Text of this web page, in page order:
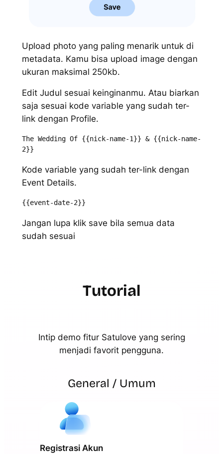
Upload photo yang paling menarik untuk di
metadata. Kamu bisa upload image dengan
ukuran maksimal 250kb.
Edit Judul sesuai keinginanmu. Atau biarkan
saja sesuai kode variable yang sudah ter-
link dengan Profile.
The Wedding Of {{nick-name-1}} & {{nick-name-
2}}
Kode variable yang sudah ter-link dengan
Event Details.
{{event-date-2}}
Jangan lupa klik save bila semua data
sudah sesuai
Tutorial
Intip demo fitur Satulove yang sering
menjadi favorit pengguna.
General / Umum
Registrasi Akun